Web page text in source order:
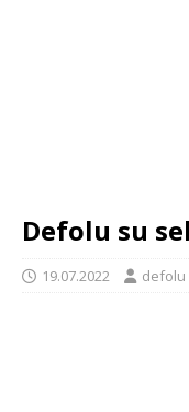
Defolu su
19.07.2022 defolu